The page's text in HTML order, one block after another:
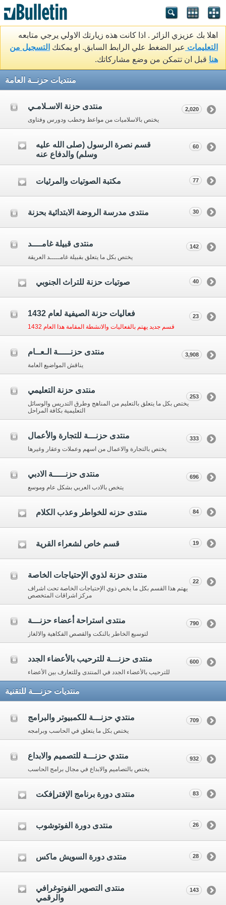
اهلا بك عزيزي الزائر . اذا كانت هذه زيارتك الاولي يرجي متابعه
التعليمات عبر الضغط علي الرابط السابق. او يمكنك التسجيل من
هنا قبل ان تتمكن من وضع مشاركاتك.
منتديات حزنــة العامة
منتدى حزنة الاسـلامـي
يختص بالاسلاميات من مواعظ وخطب ودورس وفتاوى
2,020
قسم نصرة الرسول (صلى الله عليه
وسلم) والدفاع عنه
60
مكتبة الصوتيات والمرئيات 77
منتدى مدرسة الروضة الابتدائية بحزنة 30
منتدى قبيلة غامــــد
يختص بكل ما يتعلق بقبيلة غامـــــد العريقة
142
صوتيات حزنة للتراث الجنوبي 40
فعاليات حزنة الصيفية لعام 1432
قسم جديد يهتم بالفعاليات والانشطة المقامة هذا العام 1432
23
منتدى حزنـــــة الـعــام
يناقش المواضيع العامة
3,908
منتدى حزنة التعليمي
يختص بكل ما يتعلق بالتعليم من المناهج وطرق التدريس والوسائل
التعليمية بكافة المراحل
253
منتدى حزنـــة للتجارة والأعمال
يختص بالتجارة والاعمال من اسهم وعملات وعقار وغيرها
333
منتدى حزنـــــة الادبي
يتخص بالادب العربي بشكل عام وموسع
696
منتدى حزنه للخواطر وعذب الكلام 84
قسم خاص لشعراء القرية 19
منتدى حزنة لذوي الإحتياجات الخاصة
يهتم هذا القسم بكل ما يخص ذوي الإحتياجات الخاصة تحت اشراف
مركز اشراقات المتخصص
22
منتدى استراحة أعضاء حزنـــة
لتوسيع الخاطر بالنكت والقصص الفكاهية والالغاز
790
منتدى حزنـــة للترحيب بالأعضاء الجدد
للترحيب بالأعضاء الجدد في المنتدى وللتعارف بين الأعضاء
600
منتديات حزنـــة للتقنية
منتدي حزنـــة للكمبيوتر والبرامج
يختص بكل ما يتعلق في الحاسب وبرامجه
709
منتدي حزنـــة للتصميم والابداع
يختص بالتصاميم والابداع في مجال برامج الحاسب
932
منتدى دورة برنامج الإفترإفكت 83
منتدى دورة الفوتوشوب 26
منتدى دورة السويش ماكس 28
منتدى التصوير الفوتوغرافي
والرقمي
143